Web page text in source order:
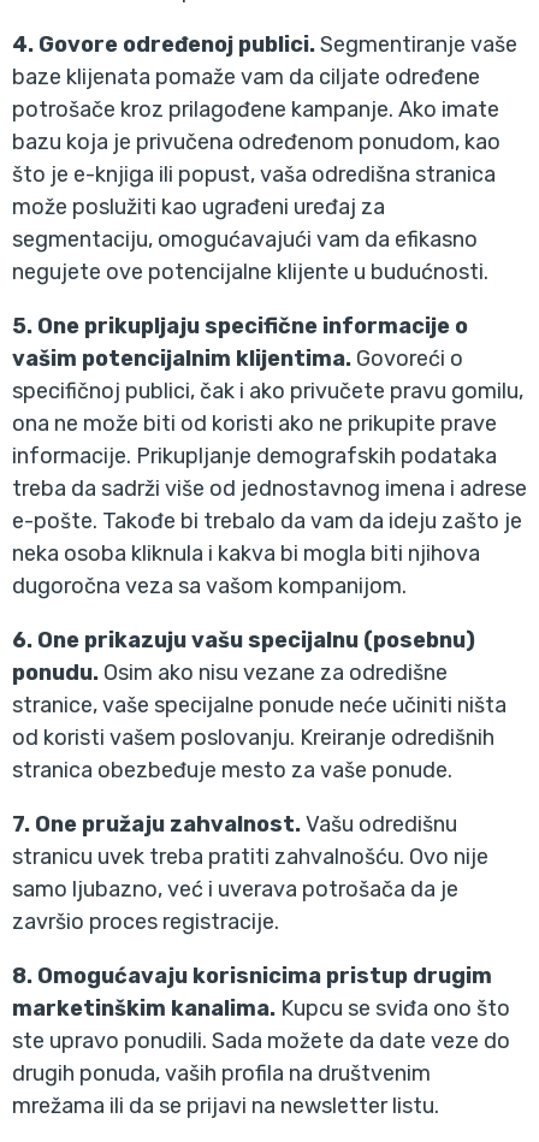
4. Govore određenoj publici.Segmentiranje vaše
baze klijenata pomaže vam da ciljate određene
potrošače kroz prilagođene kampanje. Ako imate
bazu koja je privučena određenom ponudom, kao
što je e-knjiga ili popust, vaša odredišna stranica
može poslužiti kao ugrađeni uređaj za
segmentaciju, omogućavajući vam da efikasno
negujete ove potencijalne klijente u budućnosti.
5. One prikupljaju specifične informacije o
vašim potencijalnim klijentima. Govoreći o
specifičnoj publici, čak i ako privučete pravu gomilu,
ona ne može biti od koristi ako ne prikupite prave
informacije. Prikupljanje demografskih podataka
treba da sadrži više od jednostavnog imena i adrese
e-pošte. Takođe bi trebalo da vam da ideju zašto je
neka osoba kliknula i kakva bi mogla biti njihova
dugoročna veza sa vašom kompanijom.
6. One prikazuju vašu specijalnu (posebnu)
ponudu. Osim ako nisu vezane za odredišne
stranice, vaše specijalne ponude neće učiniti ništa
od koristi vašem poslovanju. Kreiranje odredišnih
stranica obezbeđuje mesto za vaše ponude.
7. One pružaju zahvalnost.Vašu odredišnu
stranicu uvek treba pratiti zahvalnošću. Ovo nije
samo ljubazno, već i uverava potrošača da je
završio proces registracije.
8. Omogućavaju korisnicima pristup drugim
marketinškim kanalima. Kupcu se sviđa ono što
ste upravo ponudili. Sada možete da date veze do
drugih ponuda, vaših profila na društvenim
mrežama ili da se prijavi na newsletter listu.